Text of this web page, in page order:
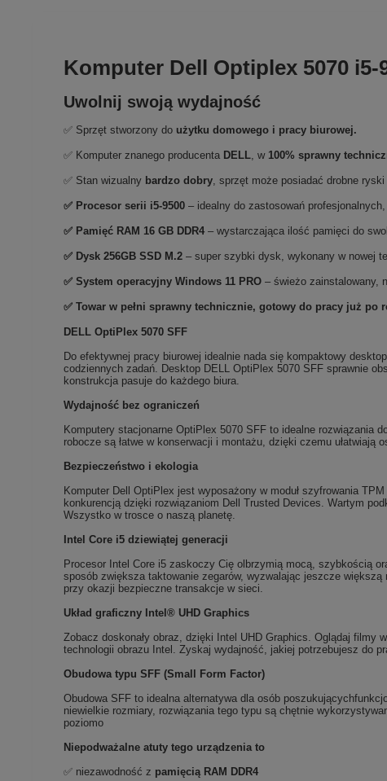
Komputer Dell Optiplex 5070 i5-
Uwolnij swoją wydajność
✅ Sprzęt stworzony do użytku domowego i pracy biurowej.
✅ Komputer znanego producenta DELL, w 100% sprawny
✅ Stan wizualny bardzo dobry, sprzęt może posiadać drobne
✅ Procesor serii i5-9500– idealny do zastosowań
✅ Pamięć RAM 16 GB DDR4 – wystarczająca ilość pamięci do
✅ Dysk 256GB SSD M.2 – super szybki dysk, wykonany w nowej
✅System operacyjny Windows 11 PRO– świeżo zainstalowany,
✅ Towar w pełni sprawny technicznie, gotowy do pracy już po
DELL OptiPlex 5070 SFF
Do efektywnej pracy biurowej idealnie nada się kompaktowy
codziennych zadań. Desktop DELL OptiPlex 5070 SFF sprawnie
konstrukcja pasuje do każdego biura.
Wydajność bez ograniczeń
Komputery stacjonarne OptiPlex 5070 SFF to idealne rozwiązania
robocze są łatwe w konserwacji i montażu, dzięki czemu ułatwiają
Bezpieczeństwo i ekologia
Komputer Dell OptiPlex jest wyposażony w moduł szyfrowania
konkurencją dzięki rozwiązaniom Dell Trusted Devices. Wartym
Wszystko w trosce o naszą planetę.
Intel Core i5 dziewiątej generacji
Procesor Intel Core i5 zaskoczy Cię olbrzymią mocą, szybkością
sposób zwiększa taktowanie zegarów, wyzwalając jeszcze
przy okazji bezpieczne transakcje w sieci.
Układ graficzny Intel® UHD Graphics
Zobacz doskonały obraz, dzięki Intel UHD Graphics. Oglądaj
technologii obrazu Intel. Zyskaj wydajność, jakiej potrzebujesz do
Obudowa typu SFF (Small Form Factor)
Obudowa SFF to idealna alternatywa dla osób
niewielkie rozmiary, rozwiązania tego typu są chętnie
poziomo
Niepodważalne atuty tego urządzenia to
✅ niezawodność z pamięcią RAM DDR4